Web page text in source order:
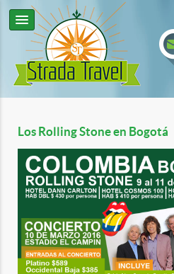
Los Rolling Stone en Bogotá